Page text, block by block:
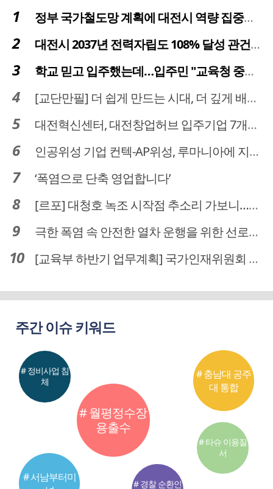
정부 국가철도망 계획에 대전시 역량 집중해야
대전시 2037년 전력자립도 108% 달성 관건은 '주민 수용성'
학교 믿고 입주했는데…입주민 "교육청 중재 나서라"
[교단만필] 더 쉽게 만드는 시대, 더 깊게 배우는 교육
대전혁신센터, 대전창업허브 입주기업 7개사 모집
인공위성 기업 컨텍-AP위성, 루마니아에 지상국 시스템 전수
‘폭염으로 단축 영업합니다’
[르포] 대청호 녹조 시작점 추소리 가보니…걷어내도 짙은 초록빛
극한 폭염 속 안전한 열차 운행을 위한 선로관리
[교육부 하반기 업무계획] 국가인재위원회 신설… 거점국립대 3곳 성장엔진·AI 분야 패키지 지원
주간 이슈 키워드
# 월평정수장
용출수
# 서남부터미
# 충남대 공주
대 통합
# 정비사업 침
체
# 경찰 순환인
# 타슈 이용질
서